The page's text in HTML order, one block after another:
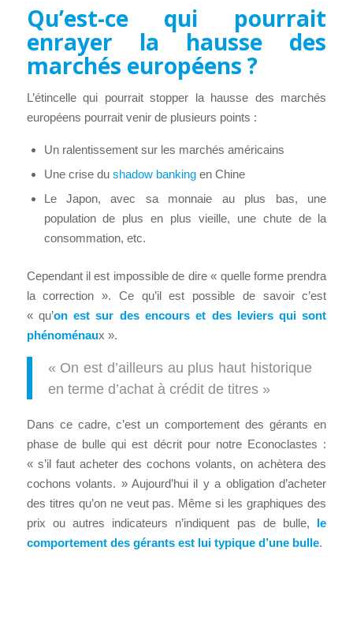
Qu’est-ce qui pourrait
enrayer la hausse des
marchés européens ?
L’étincelle qui pourrait stopper la hausse des marchés
européens pourrait venir de plusieurs points :
Un ralentissement sur les marchés américains
Une crise du shadow bankingen Chine
Le Japon, avec sa monnaie au plus bas, une
population de plus en plus vieille, une chute de la
consommation, etc.
Cependant il est impossible de dire « quelle forme prendra
la correction ». Ce qu’il est possible de savoir c’est
« qu’on est sur des encours et des leviers qui sont
phénoménaux ».
« On est d’ailleurs au plus haut historique
en terme d’achat à crédit de titres »
Dans ce cadre, c’est un comportement des gérants en
phase de bulle qui est décrit pour notre Econoclastes :
« s’il faut acheter des cochons volants, on achètera des
cochons volants. » Aujourd’hui il y a obligation d’acheter
des titres qu’on ne veut pas. Même si les graphiques des
prix ou autres indicateurs n’indiquent pas de bulle, le
comportement des gérants est lui typique d’une bulle.